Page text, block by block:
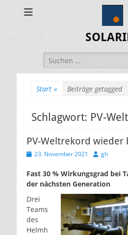
Suchen
nach:
Start » Beiträge getagged
Schlagwort: PV-
PV-Weltrekord wieder
Veröffentlicht
23. November 2021 Autor
gh
Fast 30 % Wirkungsgrad bei
der nächsten Generation
Drei
Teams
des
Helmh